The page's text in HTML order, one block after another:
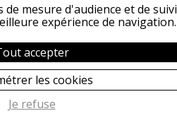
de mesure d'audience et de suivi
expérience de navigation.
accepter
les cookies
Je refuse